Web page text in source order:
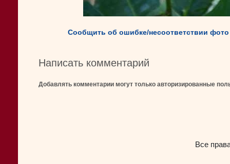
Сообщить об ошибке/несоответствии фото
Написать комментарий
Добавлять комментарии могут только авторизированные
Все